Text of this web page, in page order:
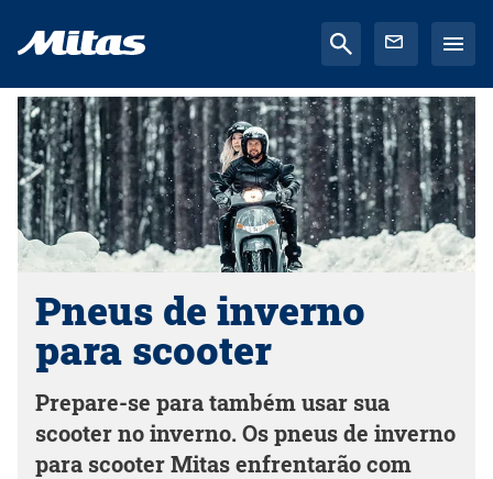
Pneus de inverno
para scooter
Prepare-se para também usar sua
scooter no inverno. Os pneus de inverno
para scooter Mitas enfrentarão com